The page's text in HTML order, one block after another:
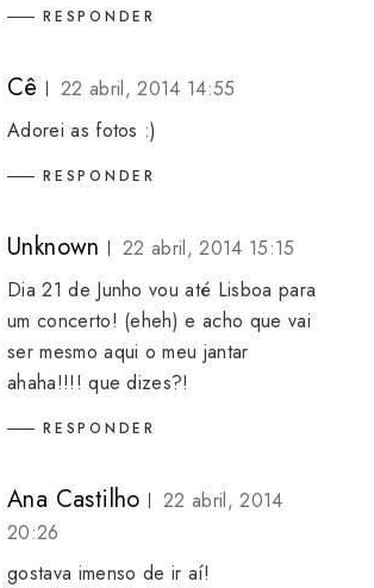
RESPONDER
Cê
22 abril, 2014 14:55
Adorei as fotos :)
RESPONDER
Unknown
22 abril, 2014 15:15
Dia 21 de Junho vou até Lisboa para
um concerto! (eheh) e acho que vai
ser mesmo aqui o meu jantar
ahaha!!!! que dizes?!
RESPONDER
Ana Castilho
22 abril, 2014
20:26
gostava imenso de ir aí!